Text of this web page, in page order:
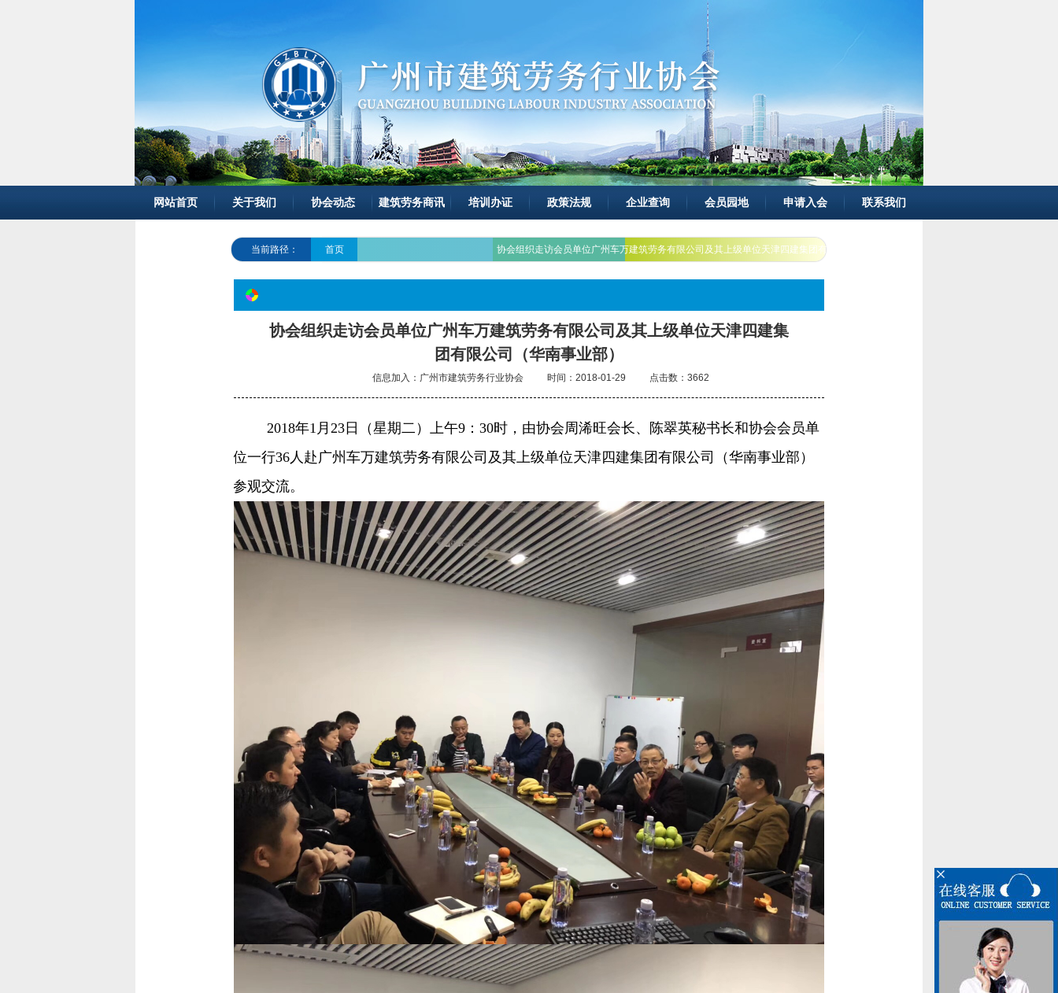
网站首页 关于我们 协会动态 建筑劳务商讯 培训办证 政策法规 企业查询 会员园地 申请入会 联系我们
当前路径： 首页 协会组织走访会员单位广州车万建筑劳务有限公司及其上级单位天津四建集团有限公司（华南事业部）
协会组织走访会员单位广州车万建筑劳务有限公司及其上级单位天津四建集
团有限公司（华南事业部）
信息加入：广州市建筑劳务行业协会 时间：2018-01-29 点击数：3662
2018年1月23日（星期二）上午9：30时，由协会周浠旺会长、陈翠英秘书长和协会会员单
位一行36人赴广州车万建筑劳务有限公司及其上级单位天津四建集团有限公司（华南事业部）
参观交流。